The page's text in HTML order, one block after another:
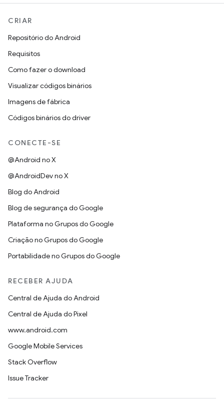
CRIAR
Repositório do Android
Requisitos
Como fazer o download
Visualizar códigos binários
Imagens de fábrica
Códigos binários do driver
CONECTE-SE
@Android no X
@AndroidDev no X
Blog do Android
Blog de segurança do Google
Plataforma no Grupos do Google
Criação no Grupos do Google
Portabilidade no Grupos do Google
RECEBER AJUDA
Central de Ajuda do Android
Central de Ajuda do Pixel
www.android.com
Google Mobile Services
Stack Overflow
Issue Tracker